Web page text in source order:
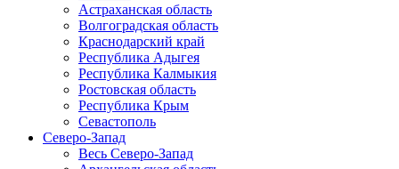
Астраханская область
Волгоградская область
Краснодарский край
Республика Адыгея
Республика Калмыкия
Ростовская область
Республика Крым
Севастополь
Северо-Запад
Весь Северо-Запад